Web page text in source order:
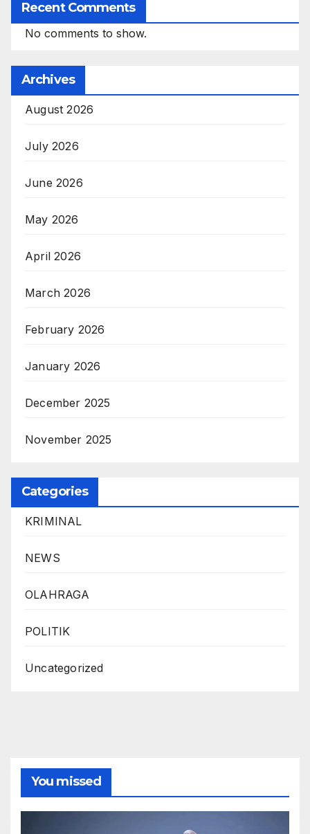
Recent Comments
No comments to show.
Archives
August 2026
July 2026
June 2026
May 2026
April 2026
March 2026
February 2026
January 2026
December 2025
November 2025
Categories
KRIMINAL
NEWS
OLAHRAGA
POLITIK
Uncategorized
You missed